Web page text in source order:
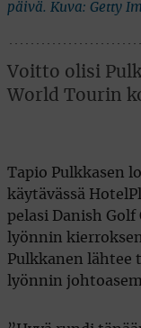
päivä. Kuva: Getty
Voitto olisi
World Tourin
Tapio Pulkkasen
käytävässä
pelasi Danish Golf
lyönnin
Pulkkanen lähtee
lyönnin